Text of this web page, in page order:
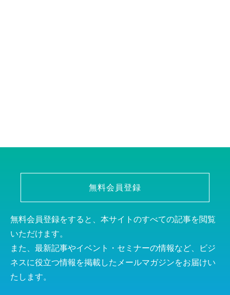
無料会員登録
無料会員登録をすると、本サイトのすべての記事を閲覧
いただけます。
また、最新記事やイベント・セミナーの情報など、ビジ
ネスに役立つ情報を掲載したメールマガジンをお届けい
たします。